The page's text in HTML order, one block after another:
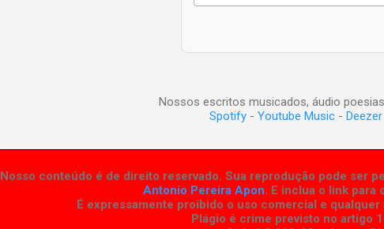
Nossos escritos musicados, áudio
Spotify- Youtube Music- Deezer
Nosso conteúdo é de direito reservado. Sua reprodução pode ser
Antonio Pereira Apon. E inclua o link para
É expressamente proibido o uso comercial e
Plágio é crime previsto no artigo